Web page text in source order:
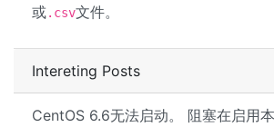
Intereting Posts
CentOS 6.6无法启动。 阻塞在启用
或.csv文件。